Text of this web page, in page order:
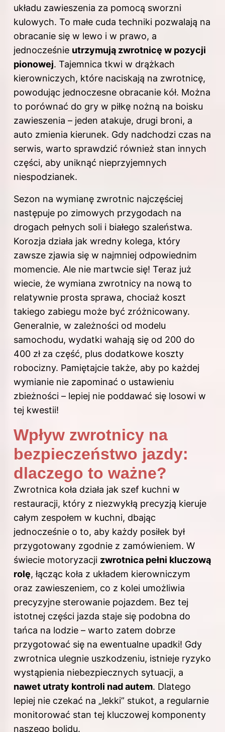
układu zawieszenia za pomocą sworzni
kulowych. To małe cuda techniki pozwalają na
obracanie się w lewo i w prawo, a
jednocześnie utrzymują zwrotnicę w pozycji
pionowej. Tajemnica tkwi w drążkach
kierowniczych, które naciskają na zwrotnicę,
powodując jednoczesne obracanie kół. Można
to porównać do gry w piłkę nożną na boisku
zawieszenia – jeden atakuje, drugi broni, a
auto zmienia kierunek. Gdy nadchodzi czas na
serwis, warto sprawdzić również stan innych
części, aby uniknąć nieprzyjemnych
niespodzianek.
Sezon na wymianę zwrotnic najczęściej
następuje po zimowych przygodach na
drogach pełnych soli i białego szaleństwa.
Korozja działa jak wredny kolega, który
zawsze zjawia się w najmniej odpowiednim
momencie. Ale nie martwcie się! Teraz już
wiecie, że wymiana zwrotnicy na nową to
relatywnie prosta sprawa, chociaż koszt
takiego zabiegu może być zróżnicowany.
Generalnie, w zależności od modelu
samochodu, wydatki wahają się od 200 do
400 zł za część, plus dodatkowe koszty
robocizny. Pamiętajcie także, aby po każdej
wymianie nie zapominać o ustawieniu
zbieżności – lepiej nie poddawać się losowi w
tej kwestii!
Wpływ zwrotnicy na
bezpieczeństwo jazdy:
dlaczego to ważne?
Zwrotnica koła działa jak szef kuchni w
restauracji, który z niezwykłą precyzją kieruje
całym zespołem w kuchni, dbając
jednocześnie o to, aby każdy posiłek był
przygotowany zgodnie z zamówieniem. W
świecie motoryzacji zwrotnica pełni kluczową
rolę, łącząc koła z układem kierowniczym
oraz zawieszeniem, co z kolei umożliwia
precyzyjne sterowanie pojazdem. Bez tej
istotnej części jazda staje się podobna do
tańca na lodzie – warto zatem dobrze
przygotować się na ewentualne upadki! Gdy
zwrotnica ulegnie uszkodzeniu, istnieje ryzyko
wystąpienia niebezpiecznych sytuacji, a
nawet utraty kontroli nad autem. Dlatego
lepiej nie czekać na „lekki” stukot, a regularnie
monitorować stan tej kluczowej komponenty
naszego bolidu.